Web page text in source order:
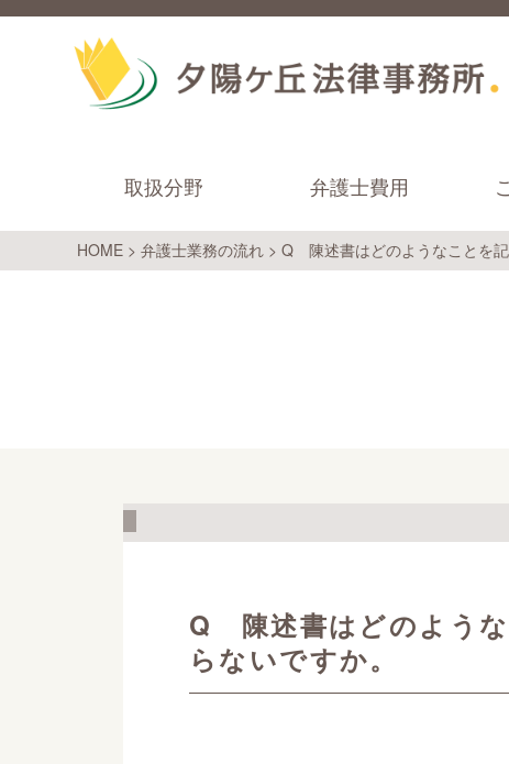
取扱分野 弁護士費用
HOME > 弁護士業務の流れ > Q 陳述書はどのようなことを記
Q 陳述書はどのよう
らないですか。